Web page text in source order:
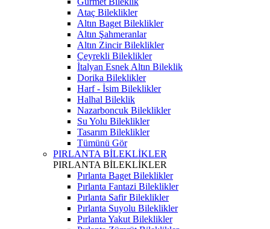
Ataç Bileklikler
Altın Baget Bileklikler
Altın Şahmeranlar
Altın Zincir Bileklikler
Çeyrekli Bileklikler
İtalyan Esnek Altın Bileklik
Dorika Bileklikler
Harf - İsim Bileklikler
Halhal Bileklik
Nazarboncuk Bileklikler
Su Yolu Bileklikler
Tasarım Bileklikler
Tümünü Gör
PIRLANTA BİLEKLİKLER
PIRLANTA BİLEKLİKLER
Pırlanta Baget Bileklikler
Pırlanta Fantazi Bileklikler
Pırlanta Safir Bileklikler
Pırlanta Suyolu Bileklikler
Pırlanta Yakut Bileklikler